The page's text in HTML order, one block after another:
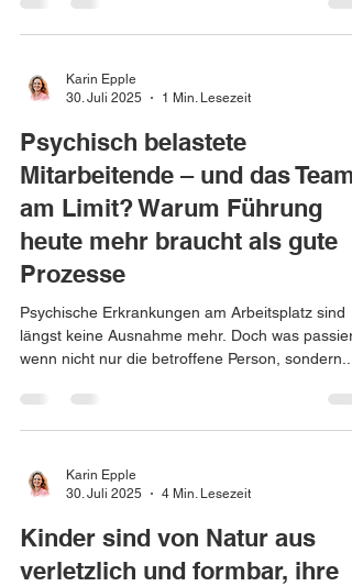
Karin Epple
30. Juli 2025
1 Min. Lesezeit
Psychisch belastete
Mitarbeitende – und das Team
am Limit? Warum Führung
heute mehr braucht als gute
Prozesse
Psychische Erkrankungen am Arbeitsplatz sind
längst keine Ausnahme mehr. Doch was
wenn nicht nur die betroffene Person, sondern...
Karin Epple
30. Juli 2025
4 Min. Lesezeit
Kinder sind von Natur aus
verletzlich und formbar, ihre